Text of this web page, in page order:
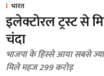
भारत
इलेक्टोरल ट्रस्ट से
चंदा
भाजपा के हिस्से आया सबसे
मिले महज 299 करोड़